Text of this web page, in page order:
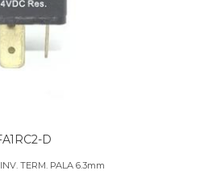
D
TERM. PALA 6.3mm